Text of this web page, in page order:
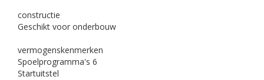
constructie
Geschikt voor onderbouw
vermogenskenmerken
Spoelprogramma's 6
Startuitstel